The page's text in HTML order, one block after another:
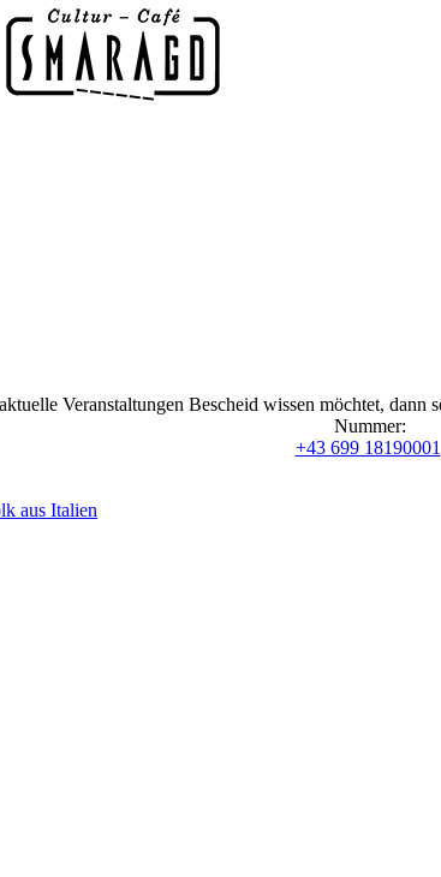
Veranstaltungen Bescheid wissen möchtet,
Nummer:
+43 699 18190001
aus Italien